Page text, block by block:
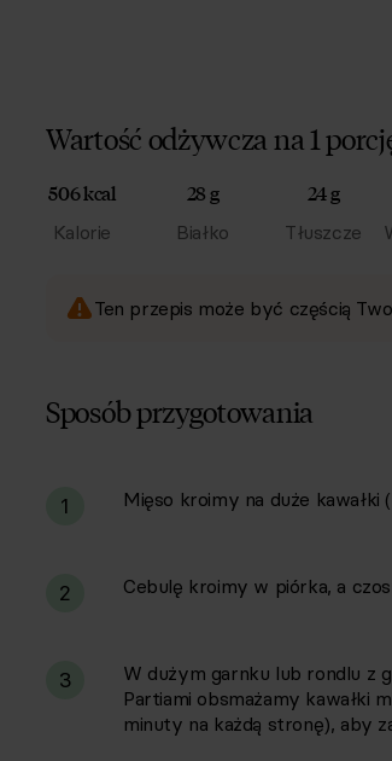
Wartość odżywcza na 1
506 kcal
Kalorie
28 g
Białko
24 g
Tłuszcze
Ten przepis może być częścią
Sposób przygotowania
1 Mięso kroimy na duże
2 Cebulę kroimy w piórka, a
3
W dużym garnku lub rondlu z
Partiami obsmażamy kawałki
minuty na każdą stronę), aby